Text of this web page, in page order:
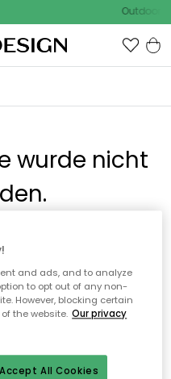
Outdoor
wurde nicht
and ads, and to analyze
to opt out of any non-
However, blocking certain
the website. Our privacy
Accept All Cookies